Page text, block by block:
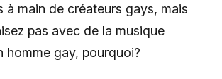
à main de créateurs gays, mais
pas avec de la musique
homme gay, pourquoi?